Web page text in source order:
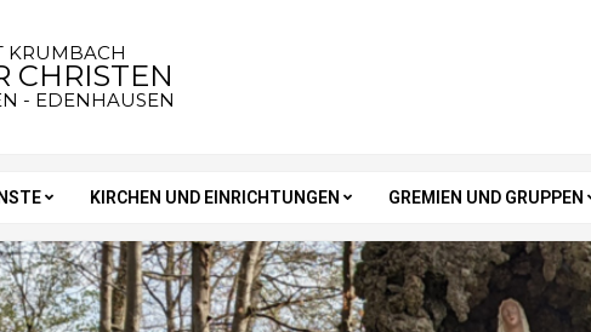
KRUMBACH
CHRISTEN
- EDENHAUSEN
KIRCHEN UND EINRICHTUNGEN GREMIEN UND GRUPPEN